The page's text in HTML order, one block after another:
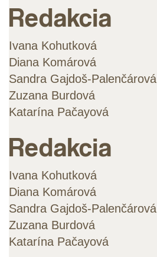
Redakcia
Ivana Kohutková
Diana Komárová
Sandra Gajdoš-Palenčárová
Zuzana Burdová
Katarína Pačayová
Redakcia
Ivana Kohutková
Diana Komárová
Sandra Gajdoš-Palenčárová
Zuzana Burdová
Katarína Pačayová